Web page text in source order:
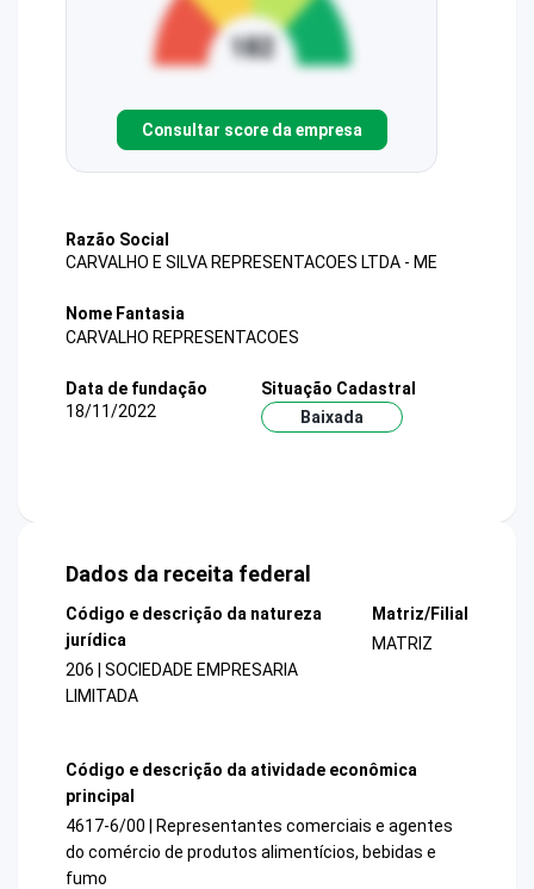
Consultar score da empresa
Razão Social
CARVALHO E SILVA REPRESENTACOES LTDA - ME
Nome Fantasia
CARVALHO REPRESENTACOES
Data de fundação
18/11/2022
Situação Cadastral
Baixada
Dados da receita federal
Código e descrição da natureza
jurídica
206 | SOCIEDADE EMPRESARIA
LIMITADA
Matriz/Filial
MATRIZ
Código e descrição da atividade econômica
principal
4617-6/00 | Representantes comerciais e agentes
do comércio de produtos alimentícios, bebidas e
fumo